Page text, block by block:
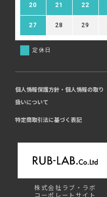
20 21 22
27 28 29
定休日
個人情報保護方針・個人情報の取り
扱いについて
特定商取引法に基づく表記
株式会社ラブ・ラボ
コーポレートサイト